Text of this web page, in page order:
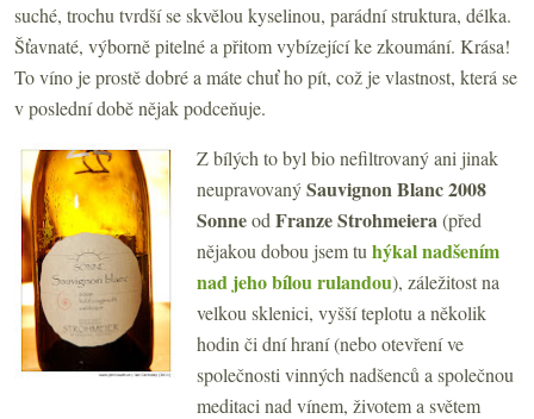
suché, trochu tvrdší se skvělou kyselinou, parádní struktura, délka.
Šťavnaté, výborně pitelné a přitom vybízející ke zkoumání. Krása!
To víno je prostě dobré a máte chuť ho pít, což je vlastnost, která se
v poslední době nějak podceňuje.
Z bílých to byl bio nefiltrovaný ani jinak
neupravovanýSauvignon Blanc 2008
Sonneod Franze Strohmeiera(před
nějakou dobou jsem tu hýkal nadšením
nad jeho bílou rulandou), záležitost na
velkou sklenici, vyšší teplotu a několik
hodin či dní hraní (nebo otevření ve
společnosti vinných nadšenců a společnou
meditaci nad vínem, životem a světem